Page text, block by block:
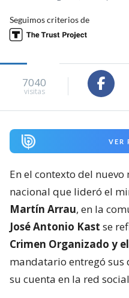
Seguimos criterios de
7040
visitas
VER
En el contexto del
nacional que lideró el
Martín Arrau, en la
José Antonio Kast se
Crimen Organizado y
mandatario entregó sus
su cuenta en la red